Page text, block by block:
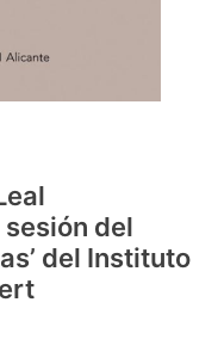
del
del Instituto